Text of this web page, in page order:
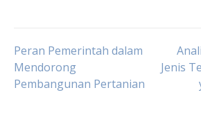
Post
navigation
Peran Pemerintah dalam
Mendorong
Pembangunan Pertanian
Jenis